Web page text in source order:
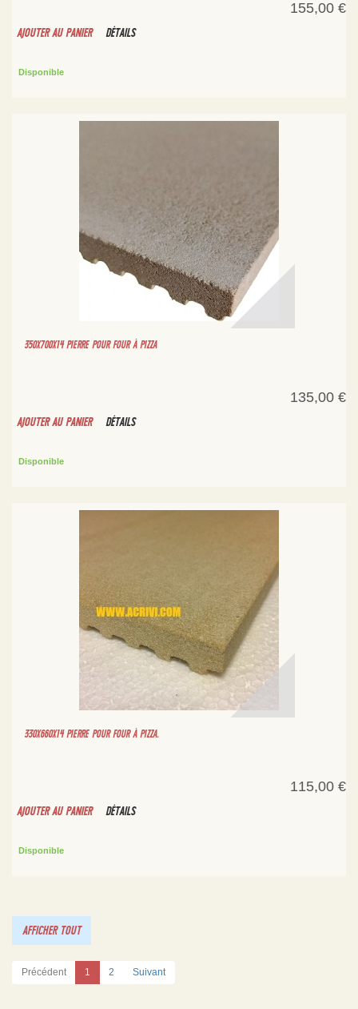
155,00 €
AJOUTER AU PANIER DÉTAILS
Disponible
350X700X14 PIERRE POUR FOUR À PIZZA
135,00 €
AJOUTER AU PANIER DÉTAILS
Disponible
330X660X14 PIERRE POUR FOUR À PIZZA.
115,00 €
AJOUTER AU PANIER DÉTAILS
Disponible
AFFICHER TOUT
Précédent 1 2 Suivant